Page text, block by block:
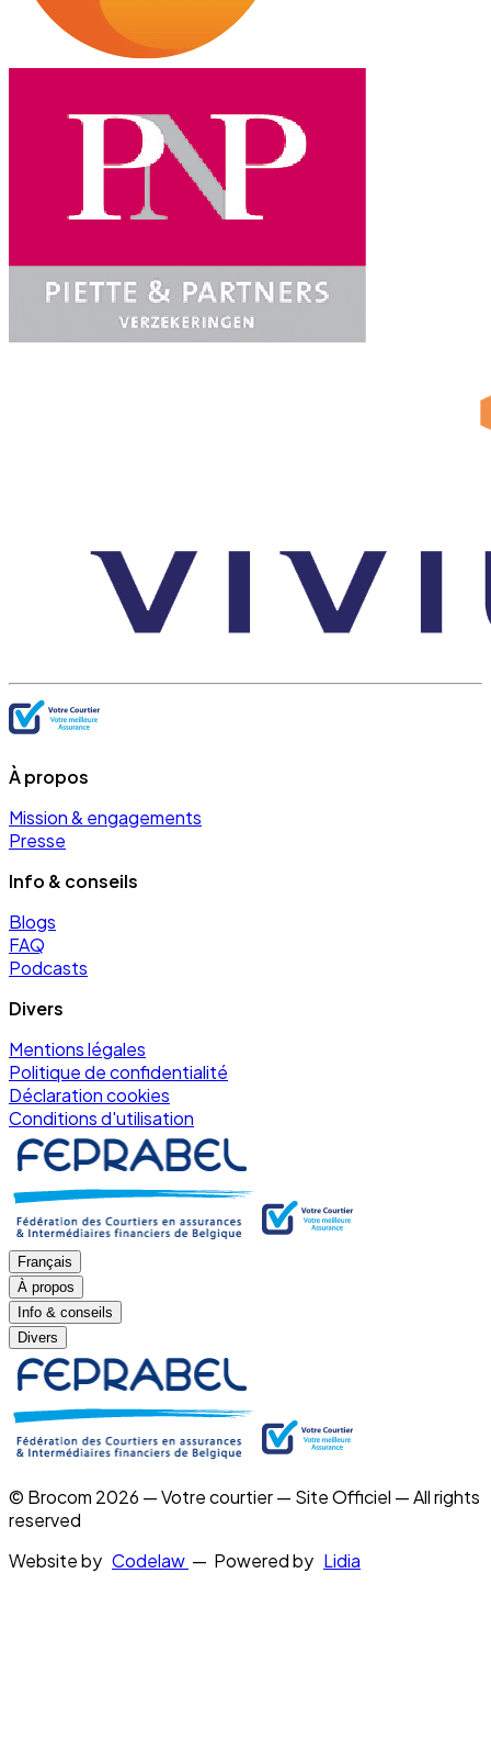
À propos
Mission & engagements
Presse
Info & conseils
Blogs
FAQ
Podcasts
Divers
Mentions légales
Politique de confidentialité
Déclaration cookies
Conditions d'utilisation
Français
À propos
Info & conseils
Divers
© Brocom 2026 — Votre courtier — Site Officiel — All rights
reserved
Website by Codelaw — Powered by Lidia